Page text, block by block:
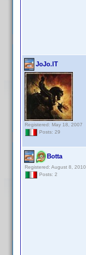
JoJo.IT
Registered: May 18, 2007
Posts: 29
Botta
Registered: August 8, 2010
Posts: 2